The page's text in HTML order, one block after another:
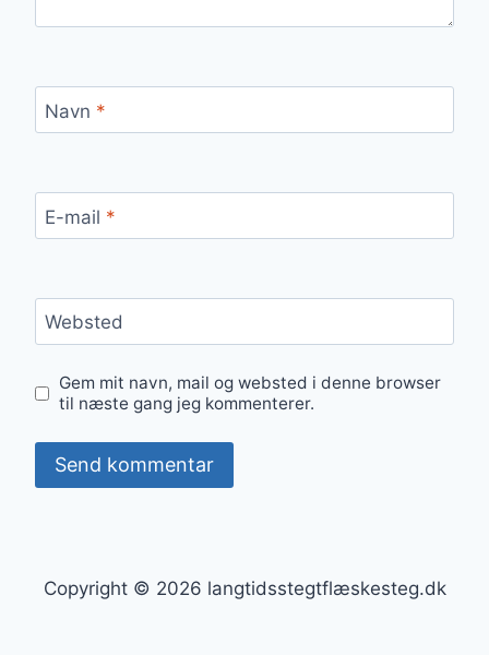
Navn *
E-mail *
Websted
Gem mit navn, mail og websted i denne browser
til næste gang jeg kommenterer.
Copyright © 2026 langtidsstegtflæskesteg.dk